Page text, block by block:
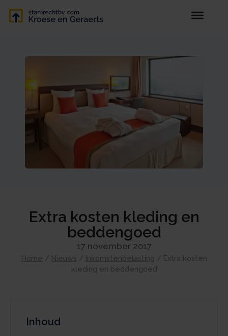
Extra kosten kleding en
beddengoed
17 november 2017
Home / Nieuws / Inkomstenbelasting / Extra kosten
kleding en beddengoed
Inhoud